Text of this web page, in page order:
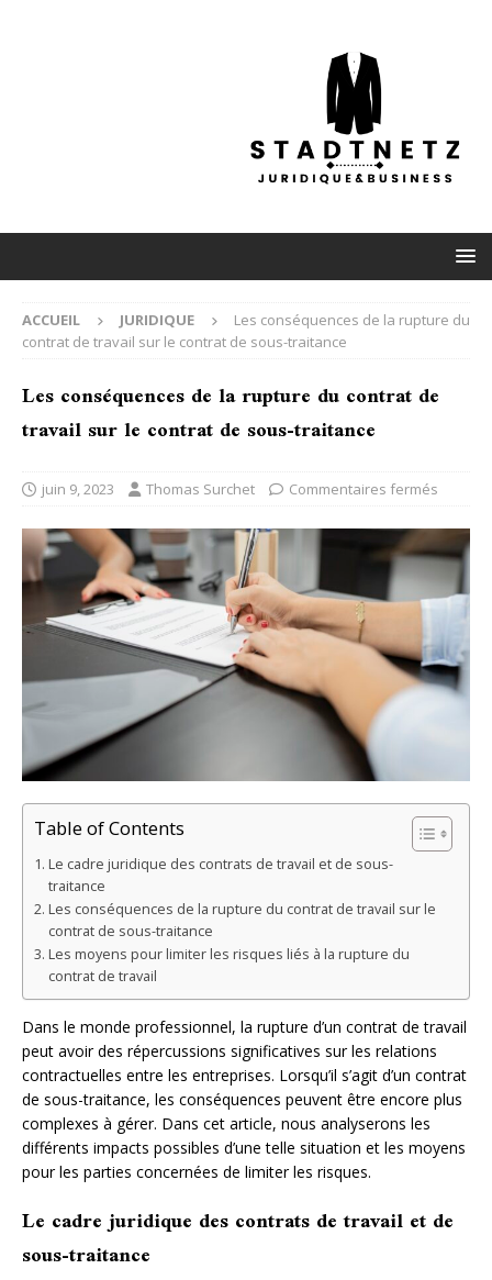
ACCUEIL JURIDIQUE
Les conséquences de la rupture du
contrat de travail sur le contrat de sous-traitance
Les conséquences de la rupture du contrat de
travail sur le contrat de sous-traitance
juin 9, 2023 Thomas Surchet Commentaires fermés
Table of Contents
Le cadre juridique des contrats de travail et de sous-
traitance
Les conséquences de la rupture du contrat de travail sur le
contrat de sous-traitance
Les moyens pour limiter les risques liés à la rupture du
contrat de travail
Dans le monde professionnel, la rupture d’un contrat de travail
peut avoir des répercussions significatives sur les relations
contractuelles entre les entreprises. Lorsqu’il s’agit d’un contrat
de sous-traitance, les conséquences peuvent être encore plus
complexes à gérer. Dans cet article, nous analyserons les
différents impacts possibles d’une telle situation et les moyens
pour les parties concernées de limiter les risques.
Le cadre juridique des contrats de travail et de
sous-traitance